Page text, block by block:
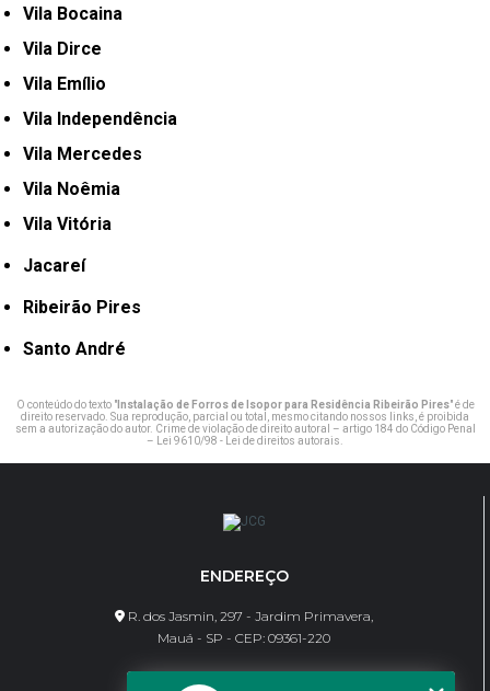
Vila Bocaina
Vila Dirce
Vila Emílio
Vila Independência
Vila Mercedes
Vila Noêmia
Vila Vitória
Jacareí
Ribeirão Pires
Santo André
O conteúdo do texto "Instalação de Forros de Isopor para Residência Ribeirão Pires" é de
direito reservado. Sua reprodução, parcial ou total, mesmo citando nossos links, é proibida
sem a autorização do autor. Crime de violação de direito autoral – artigo 184 do Código Penal
–
Lei 9610/98 - Lei de direitos autorais
ENDEREÇO
R. dos Jasmin, 297 - Jardim Primavera,
Mauá - SP - CEP: 09361-220